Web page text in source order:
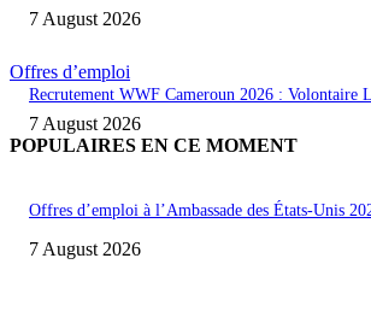
7 August 2026
Offres d’emploi
Recrutement WWF Cameroun 2026 : Volontaire
7 August 2026
POPULAIRES EN CE MOMENT
Offres d’emploi à l’Ambassade des États-Unis
7 August 2026